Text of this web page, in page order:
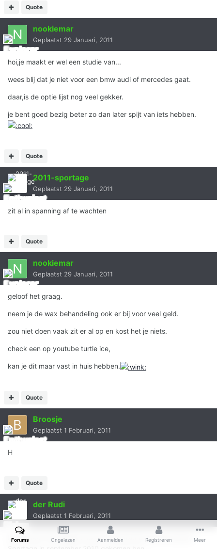
Quote
nookiemar
Geplaatst 29 Januari, 2011
hoi,je maakt er wel een studie van...
wees blij dat je niet voor een bmw audi of mercedes gaat.
daar,is de optie lijst nog veel gekker.
je bent goed bezig beter zo dan later spijt van iets hebben.
Quote
2011-sportage
Geplaatst 29 Januari, 2011
zit al in spanning af te wachten
Quote
nookiemar
Geplaatst 29 Januari, 2011
geloof het graag.
neem je de wax behandeling ook er bij voor veel geld.
zou niet doen vaak zit er al op en kost het je niets.
check een op youtube turtle ice,
kan je dit maar vast in huis hebben.
Quote
Broosje
Geplaatst 1 Februari, 2011
H
Quote
der Rudi
Geplaatst 1 Februari, 2011
Ik zal maar niet zeggen hoe ik tot aanschaf van de nieuwe
Forums Ongelezen Aanmelden Registreren Meer